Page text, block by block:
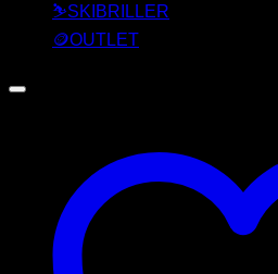
⛷️SKIBRILLER
🪙OUTLET